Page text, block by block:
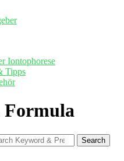
Iontophorese
Tipps
Formula
Search